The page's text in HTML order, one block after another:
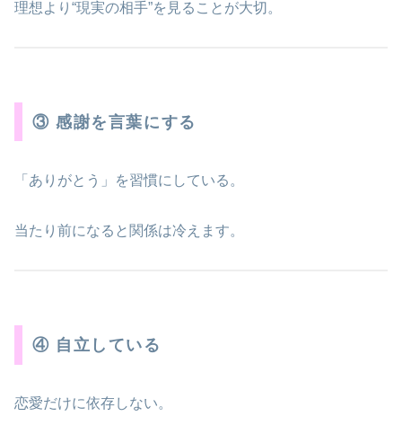
理想より“現実の相手”を見ることが大切。
③ 感謝を言葉にする
「ありがとう」を習慣にしている。
当たり前になると関係は冷えます。
④ 自立している
恋愛だけに依存しない。